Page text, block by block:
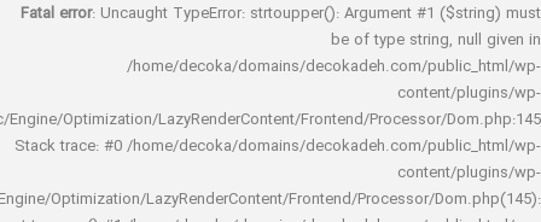
Fatal error : Uncaught TypeError: strtoupper(): Argument #1
be of type string,
/home/decoka/domains/decokadeh.com/
rocket/inc/Engine/Optimization/LazyRenderContent/Frontend/Processor/
Stack trace: #0 /home/decoka/domains/decokadeh.com/
rocket/inc/Engine/Optimization/LazyRenderContent/Frontend/Processor/